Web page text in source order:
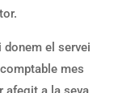
el servei
mes